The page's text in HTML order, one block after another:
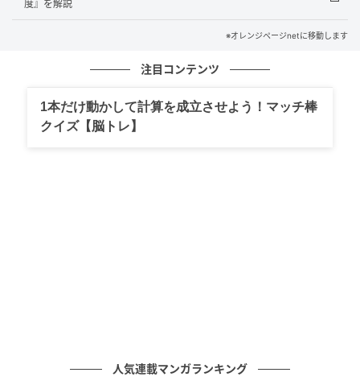
（1）材料の下ごしらえをする
にさらす。紫玉ねぎは縦に薄切りにする。〈ピリ辛だ
（2）ゆでる
（3）仕上げる
度』を解説
※オレンジページnetに移動します
注目コンテンツ
1本だけ動かして計算を成立させよう！マッチ棒
クイズ【脳トレ】
人気連載マンガランキング